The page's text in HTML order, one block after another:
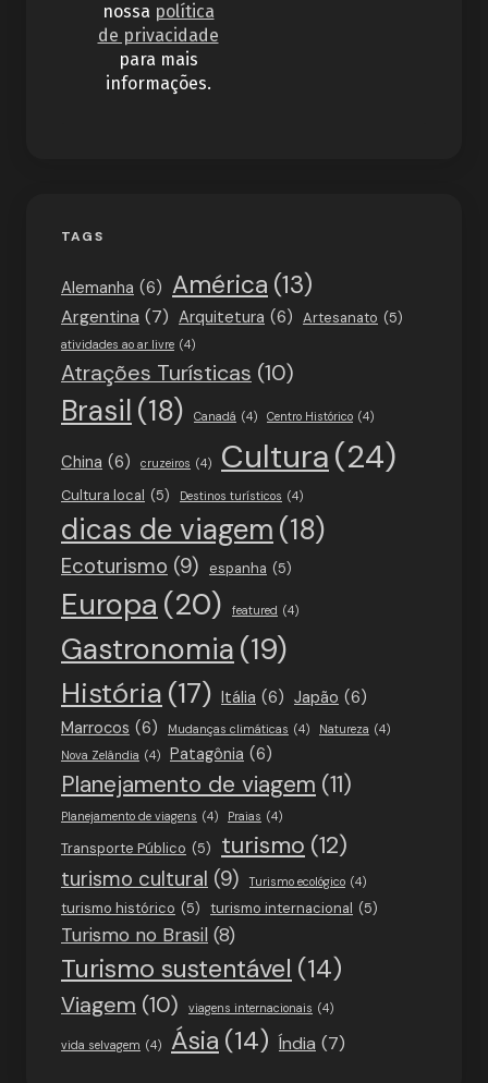
nossa política
de privacidade
para mais
informações.
TAGS
Alemanha (6) América (13)
Argentina (7) Arquitetura (6) Artesanato (5)
atividades ao ar livre (4)
Atrações Turísticas (10)
Brasil (18) Canadá (4) Centro Histórico (4)
China (6) cruzeiros (4) Cultura(24)
Cultura local (5) Destinos turísticos (4)
dicas de viagem (18)
Ecoturismo (9) espanha (5)
Europa (20) featured (4)
Gastronomia (19)
História (17) Itália (6) Japão (6)
Marrocos (6) Mudanças climáticas (4) Natureza (4)
Nova Zelândia (4) Patagônia (6)
Planejamento de viagem (11)
Planejamento de viagens (4) Praias (4)
Transporte Público (5) turismo (12)
turismo cultural (9) Turismo ecológico (4)
turismo histórico (5) turismo internacional (5)
Turismo no Brasil (8)
Turismo sustentável (14)
Viagem (10) viagens internacionais (4)
vida selvagem (4) Ásia (14) Índia (7)